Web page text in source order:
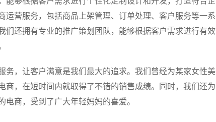
营服务，包括商品上架管理、订单处理、客户服务等一系
们还拥有专业的推广策划团队，能够根据客户需求进行有效
务，让客户满意是我们最大的追求。我们曾经为某家女性美
，在短时间内就取得了不错的销售成绩。同时，我们还为
商，受到了广大年轻妈妈的喜爱。